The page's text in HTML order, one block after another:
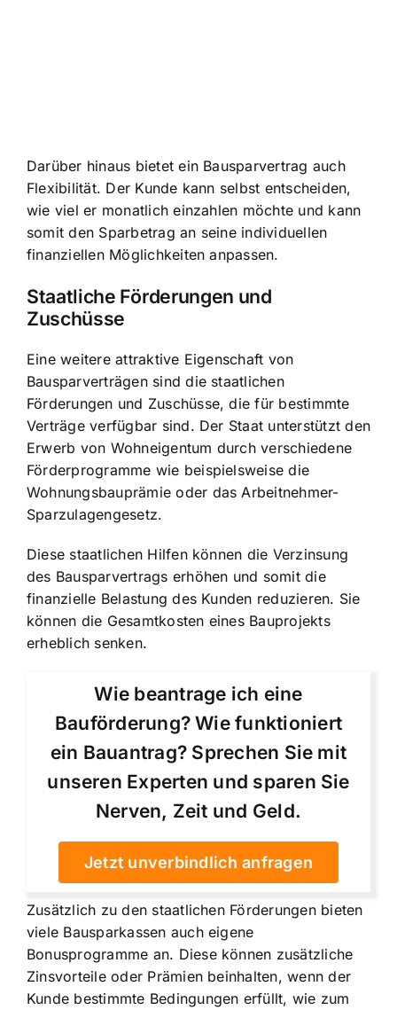
Darüber hinaus bietet ein Bausparvertrag auch
Flexibilität. Der Kunde kann selbst entscheiden,
wie viel er monatlich einzahlen möchte und kann
somit den Sparbetrag an seine individuellen
finanziellen Möglichkeiten anpassen.
Staatliche Förderungen und
Zuschüsse
Eine weitere attraktive Eigenschaft von
Bausparverträgen sind die staatlichen
Förderungen und Zuschüsse, die für bestimmte
Verträge verfügbar sind. Der Staat unterstützt den
Erwerb von Wohneigentum durch verschiedene
Förderprogramme wie beispielsweise die
Wohnungsbauprämie oder das Arbeitnehmer-
Sparzulagengesetz.
Diese staatlichen Hilfen können die Verzinsung
des Bausparvertrags erhöhen und somit die
finanzielle Belastung des Kunden reduzieren. Sie
können die Gesamtkosten eines Bauprojekts
erheblich senken.
Wie beantrage ich eine
Bauförderung? Wie funktioniert
ein Bauantrag? Sprechen Sie mit
unseren Experten und sparen Sie
Nerven, Zeit und Geld.
Jetzt unverbindlich anfragen
Zusätzlich zu den staatlichen Förderungen bieten
viele Bausparkassen auch eigene
Bonusprogramme an. Diese können zusätzliche
Zinsvorteile oder Prämien beinhalten, wenn der
Kunde bestimmte Bedingungen erfüllt, wie zum